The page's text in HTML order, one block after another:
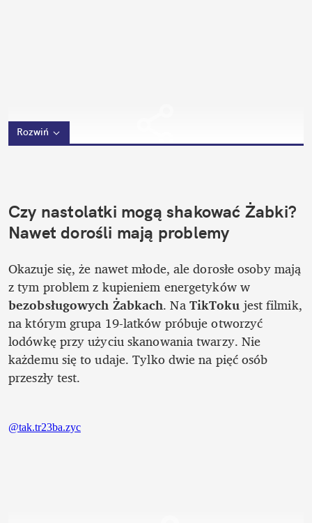
Rozwiń
Czy nastolatki mogą shakować Żabki?
Nawet dorośli mają problemy
Okazuje się, że nawet młode, ale dorosłe osoby mają
z tym problem z kupieniem energetyków w
bezobsługowych Żabkach. Na TikToku jest filmik,
na którym grupa 19-latków próbuje otworzyć
lodówkę przy użyciu skanowania twarzy. Nie
każdemu się to udaje. Tylko dwie na pięć osób
przeszły test.